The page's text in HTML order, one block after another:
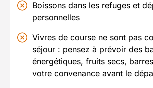
Boissons dans les refuges et
personnelles
Vivres de course ne sont pas
séjour : pensez à prévoir des
énergétiques, fruits secs,
votre convenance avant le